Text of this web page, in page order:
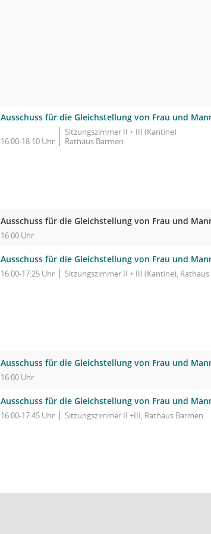
Ausschuss für die Gleichstellung von Frau und
16:00-18:10 Uhr
Sitzungszimmer II + III (Kantine)
Rathaus Barmen
Ausschuss für die Gleichstellung von Frau und
16:00 Uhr
Ausschuss für die Gleichstellung von Frau und
16:00-17:25 Uhr Sitzungszimmer II + III (Kantine),
Ausschuss für die Gleichstellung von Frau und
16:00 Uhr
Ausschuss für die Gleichstellung von Frau und
16:00-17:45 Uhr Sitzungszimmer II +III, Rathaus Barmen